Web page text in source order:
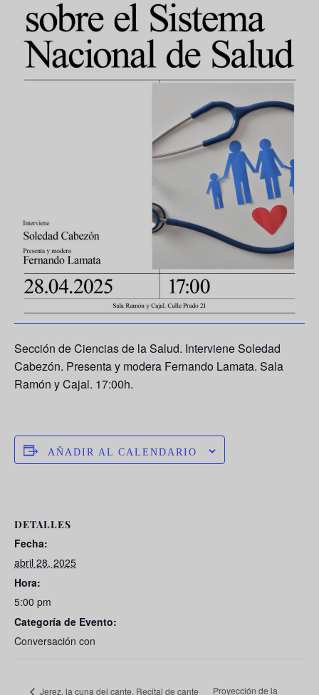
Sección de Ciencias de la Salud. IntervieneSoledad
Cabezón. Presenta y modera Fernando Lamata. Sala
Ramón y Cajal. 17:00h.
AÑADIR AL CALENDARIO
DETALLES
Fecha:
abril 28, 2025
Hora:
5:00 pm
Categoría de Evento:
Conversación con
Jerez, la cuna del cante. Recital de cante Proyección de la